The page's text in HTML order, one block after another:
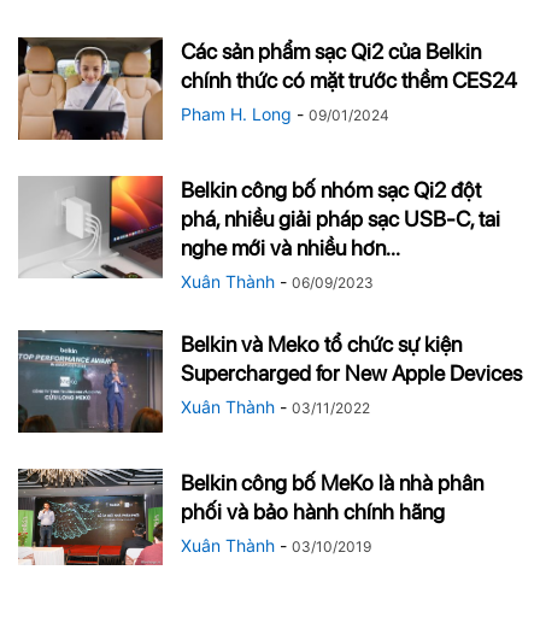
Các sản phẩm sạc Qi2 của Belkin
chính thức có mặt trước thềm CES24
Pham H. Long - 09/01/2024
Belkin công bố nhóm sạc Qi2 đột
phá, nhiều giải pháp sạc USB-C, tai
nghe mới và nhiều hơn...
Xuân Thành - 06/09/2023
Belkin và Meko tổ chức sự kiện
Supercharged for New Apple Devices
Xuân Thành - 03/11/2022
Belkin công bố MeKo là nhà phân
phối và bảo hành chính hãng
Xuân Thành - 03/10/2019